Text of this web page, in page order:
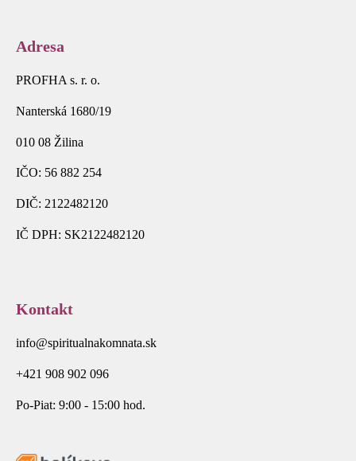
Adresa
PROFHA s. r. o.
Nanterská 1680/19
010 08 Žilina
IČO: 56 882 254
DIČ: 2122482120
IČ DPH: SK2122482120
Kontakt
info@spiritualnakomnata.sk
+421 908 902 096
Po-Piat: 9:00 - 15:00 hod.